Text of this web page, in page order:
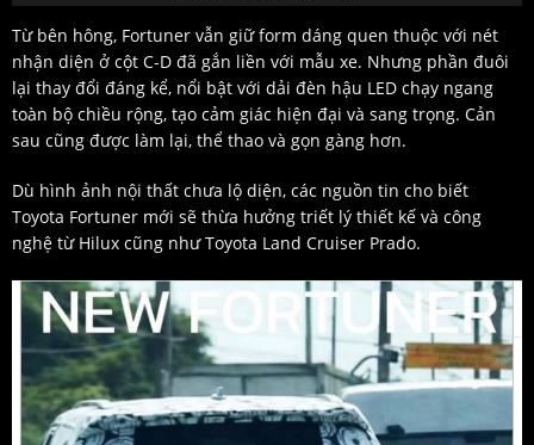
Từ bên hông, Fortuner vẫn giữ form dáng quen thuộc với nét
nhận diện ở cột C-D đã gắn liền với mẫu xe. Nhưng phần đuôi
lại thay đổi đáng kể, nổi bật với dải đèn hậu LED chạy ngang
toàn bộ chiều rộng, tạo cảm giác hiện đại và sang trọng. Cản
sau cũng được làm lại, thể thao và gọn gàng hơn.
Dù hình ảnh nội thất chưa lộ diện, các nguồn tin cho biết
Toyota Fortuner mới sẽ thừa hưởng triết lý thiết kế và công
nghệ từ Hilux cũng như Toyota Land Cruiser Prado.